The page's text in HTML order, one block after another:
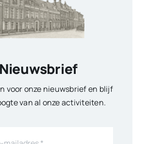
Nieuwsbrief
voor onze nieuwsbrief en blijf
van al onze activiteiten.